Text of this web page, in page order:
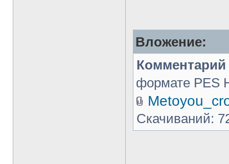
Вложение:
формате PES
Скачиваний: